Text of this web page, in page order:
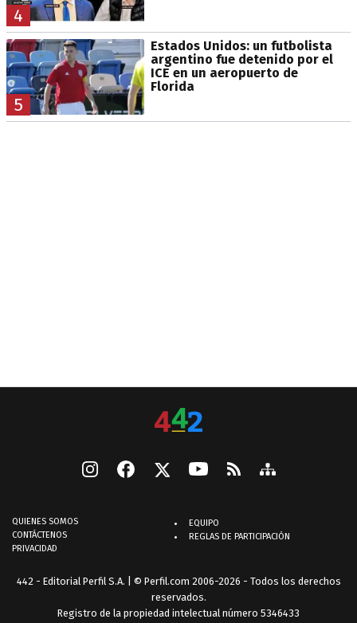
4
5
Estados Unidos: un futbolista
argentino fue detenido por el
ICE en un aeropuerto de
Florida
QUIENES SOMOS
CONTÁCTENOS
PRIVACIDAD
EQUIPO
REGLAS DE PARTICIPACIÓN
442 - Editorial Perfil S.A. | © Perfil.com 2006-2026 - Todos los derechos
reservados.
Registro de la propiedad intelectual número 5346433